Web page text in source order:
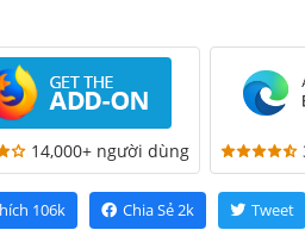
14,000+ người dùng
106k Chia Sẻ2k Tweet